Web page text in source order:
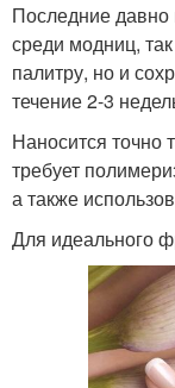
Последние
среди модниц,
палитру, но и
течение 2-3
Наносится точно
требует
а также
Для идеального